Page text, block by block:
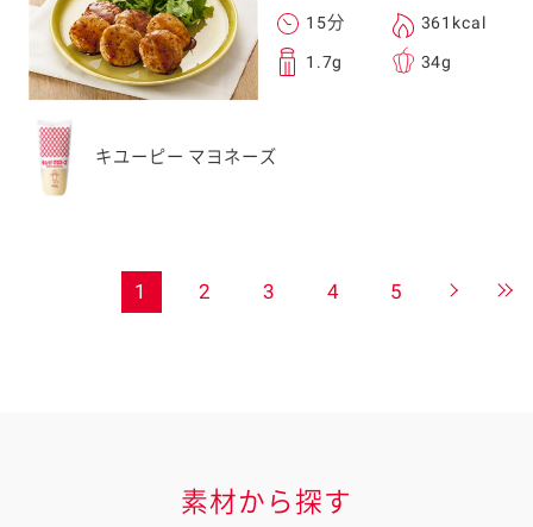
15分 361kcal
1.7g 34g
キユーピー マヨネーズ
1 2 3 4 5
素材から探す